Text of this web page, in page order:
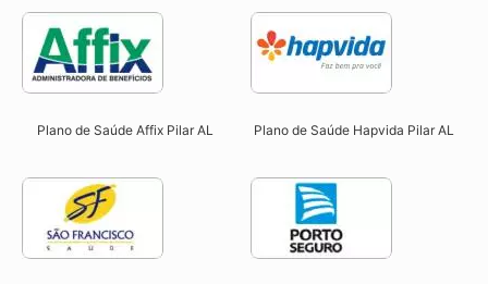
Plano de Saúde Affix Pilar AL​ Plano de Saúde Hapvida Pilar AL​